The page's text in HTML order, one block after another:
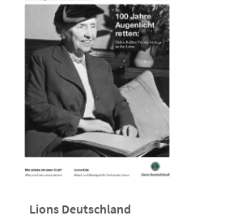
Lions Deutschland